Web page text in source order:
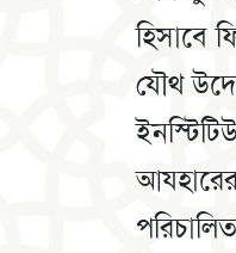
হিসাবে
যৌথ